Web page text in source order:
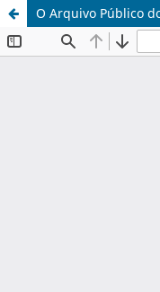
O Arquivo Público